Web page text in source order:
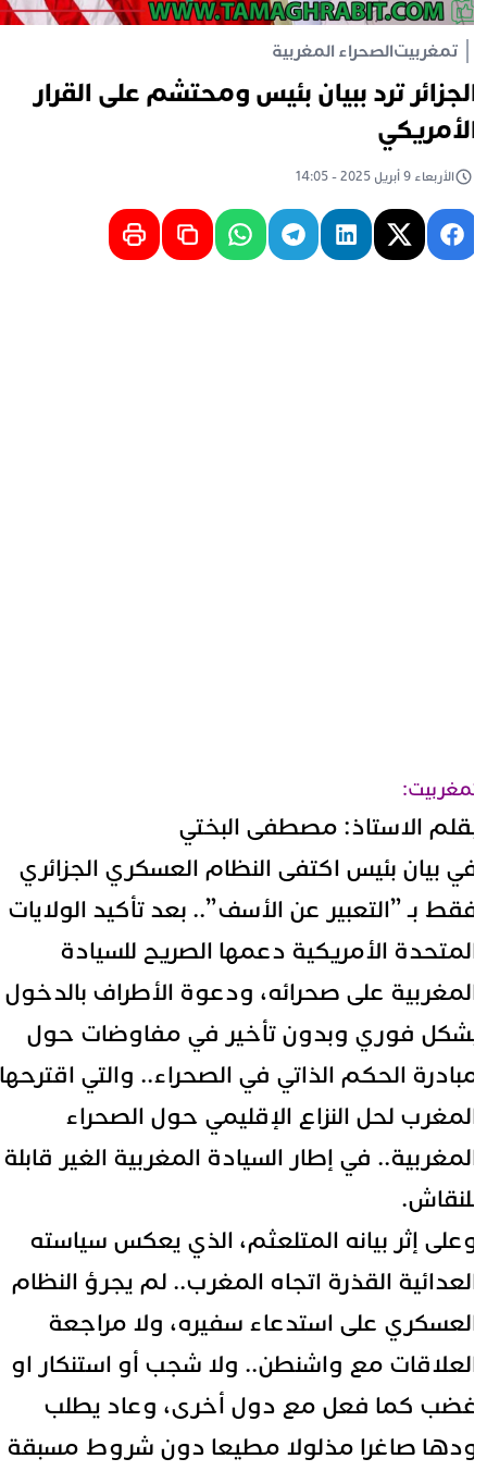
تمغربيتالصحراء المغربية
ترد ببيان بئيس ومحتشم على القرار
الأربعاء 9 أبريل 2025 - 14:05
الاستاذ: مصطفى البختي
بيان بئيس اكتفى النظام العسكري الجزائري
بـ ”التعبير عن الأسف”.. بعد تأكيد الولايات
الأمريكية دعمها الصريح للسيادة
على صحرائه، ودعوة الأطراف بالدخول
فوري وبدون تأخير في مفاوضات حول
الحكم الذاتي في الصحراء.. والتي اقترحها
لحل النزاع الإقليمي حول الصحراء
في إطار السيادة المغربية الغير قابلة
إثر بيانه المتلعثم، الذي يعكس سياسته
القذرة اتجاه المغرب.. لم يجرؤ النظام
على استدعاء سفيره، ولا مراجعة
مع واشنطن.. ولا شجب أو استنكار او
كما فعل مع دول أخرى، وعاد يطلب
صاغرا مذلولا مطيعا دون شروط مسبقة